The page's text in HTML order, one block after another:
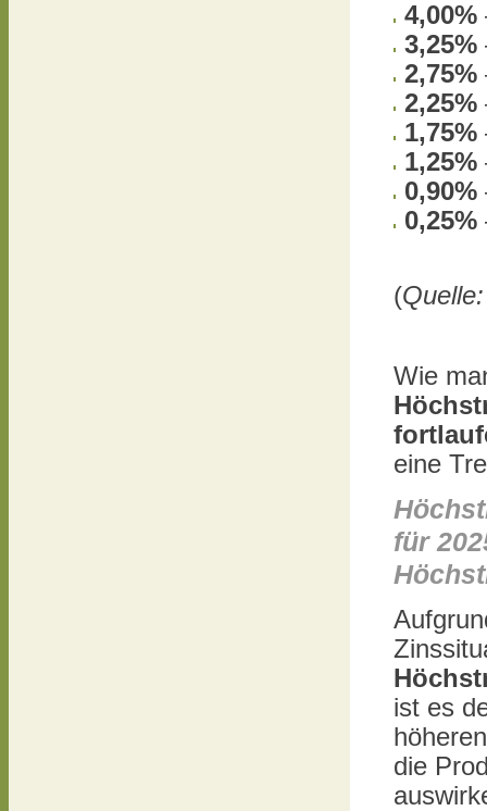
4,00%
3,25%
2,75%
2,25%
1,75%
1,25%
0,90%
0,25%
(
Wie
eine
für
ist es
die